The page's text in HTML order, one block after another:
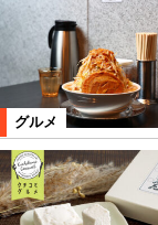
グルメ